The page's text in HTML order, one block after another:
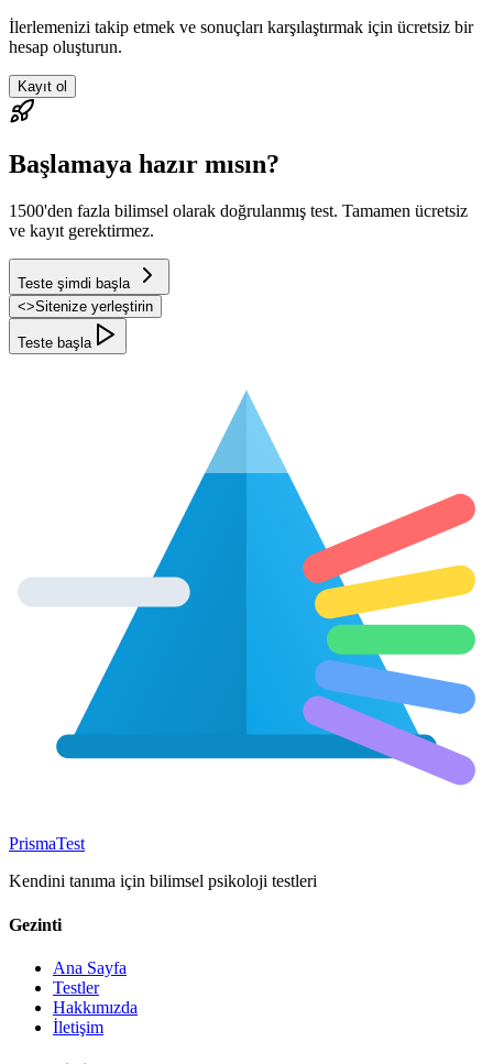
İlerlemenizi takip etmek ve sonuçları karşılaştırmak için ücretsiz bir
hesap oluşturun.
Kayıt ol
Başlamaya hazır mısın?
1500'den fazla bilimsel olarak doğrulanmış test. Tamamen ücretsiz
ve kayıt gerektirmez.
Teste şimdi başla
<>Sitenize yerleştirin
Teste başla
PrismaTest
Kendini tanıma için bilimsel psikoloji testleri
Gezinti
Ana Sayfa
Testler
Hakkımızda
İletişim